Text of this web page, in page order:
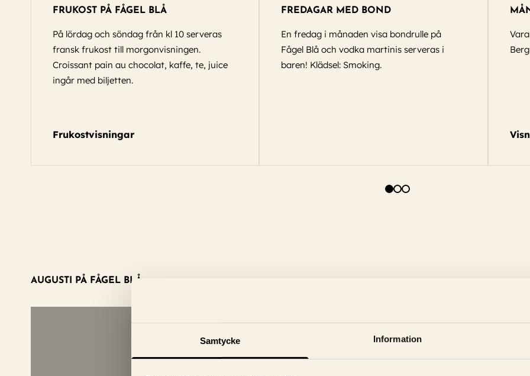
Samtycke Information
FRUKOST PÅ FÅGEL BLÅ
På lördag och söndag från kl 10 serveras
fransk frukost till morgonvisningen.
Croissant pain au chocolat, kaffe, te, juice
ingår med biljetten.
Frukostvisningar
FREDAGAR MED BOND
En fredag i månaden visa bondrulle på
Fågel Blå och vodka martinis serveras i
baren! Klädsel: Smoking.
AUGUSTI PÅ FÅGEL BLÅ